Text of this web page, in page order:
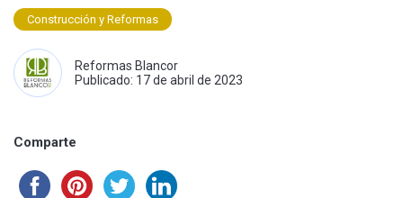
Construcción y Reformas
Reformas Blancor
Publicado: 17 de abril de 2023
Comparte